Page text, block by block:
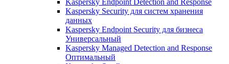
Kaspersky Endpoint Detection and Response
Kaspersky Security для систем хранения
данных
Kaspersky Endpoint Security для бизнеса
Универсальный
Kaspersky Managed Detection and Response
Оптимальный